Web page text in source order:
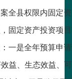
全县权限内固定
固定资产投资项
一是全年预算申
益、生态效益、